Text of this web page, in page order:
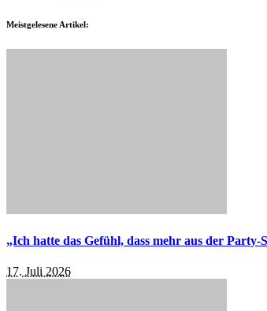
Meistgelesene Artikel:
„Ich hatte das Gefühl, dass mehr aus der Party-
17. Juli 2026